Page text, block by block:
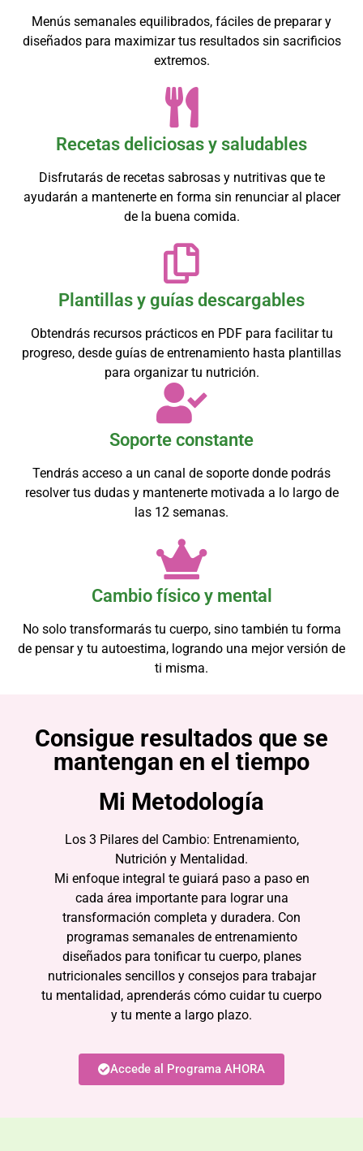
Menús semanales equilibrados, fáciles de preparar y
diseñados para maximizar tus resultados sin sacrificios
extremos.
Recetas deliciosas y saludables
Disfrutarás de recetas sabrosas y nutritivas que te
ayudarán a mantenerte en forma sin renunciar al placer
de la buena comida.
Plantillas y guías descargables
Obtendrás recursos prácticos en PDF para facilitar tu
progreso, desde guías de entrenamiento hasta plantillas
para organizar tu nutrición.
Soporte constante
Tendrás acceso a un canal de soporte donde podrás
resolver tus dudas y mantenerte motivada a lo largo de
las 12 semanas.
Cambio físico y mental
No solo transformarás tu cuerpo, sino también tu forma
de pensar y tu autoestima, logrando una mejor versión de
ti misma.
Consigue resultados que se
mantengan en el tiempo
Mi Metodología
Los 3 Pilares del Cambio: Entrenamiento,
Nutrición y Mentalidad.
Mi enfoque integral te guiará paso a paso en
cada área importante para lograr una
transformación completa y duradera. Con
programas semanales de entrenamiento
diseñados para tonificar tu cuerpo, planes
nutricionales sencillos y consejos para trabajar
tu mentalidad, aprenderás cómo cuidar tu cuerpo
y tu mente a largo plazo.
Accede al Programa AHORA